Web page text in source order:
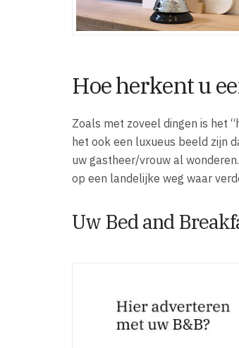
Hoe herkent u
Zoals met zoveel dingen is het
het ook een luxueus beeld zijn
uw gastheer/vrouw al
op een landelijke weg waar
Uw Bed and